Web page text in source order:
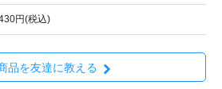
円(税込)
品を友達に教える